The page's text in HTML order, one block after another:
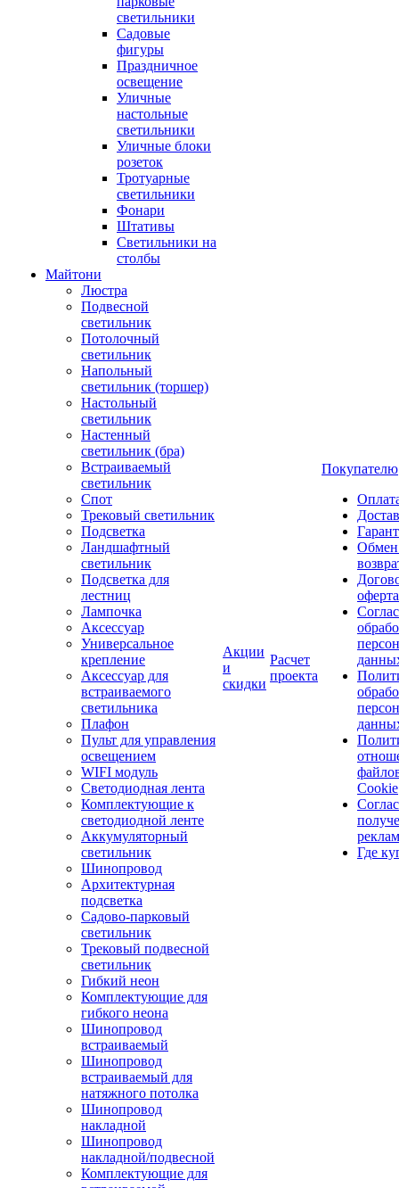
светильники
Садовые
фигуры
Праздничное
освещение
Уличные
настольные
светильники
Уличные блоки
розеток
Тротуарные
светильники
Фонари
Штативы
Светильники на
столбы
Майтони
Люстра
Подвесной
светильник
Потолочный
светильник
Напольный
светильник (торшер)
Настольный
светильник
Настенный
светильник (бра)
Встраиваемый
светильник
Спот
Трековый светильник
Подсветка
Ландшафтный
светильник
Подсветка для
лестниц
Лампочка
Аксессуар
Универсальное
крепление
Аксессуар для
встраиваемого
светильника
Плафон
Пульт для управления
освещением
WIFI модуль
Светодиодная лента
Комплектующие к
светодиодной ленте
Аккумуляторный
светильник
Шинопровод
Архитектурная
подсветка
Садово-парковый
светильник
Трековый подвесной
светильник
Гибкий неон
Комплектующие для
гибкого неона
Шинопровод
встраиваемый
Шинопровод
встраиваемый для
натяжного потолка
Шинопровод
накладной
Шинопровод
накладной/подвесной
Комплектующие для
Акции
и
скидки
Расчет
проекта
Покупателю
оферта
Cookie
Где